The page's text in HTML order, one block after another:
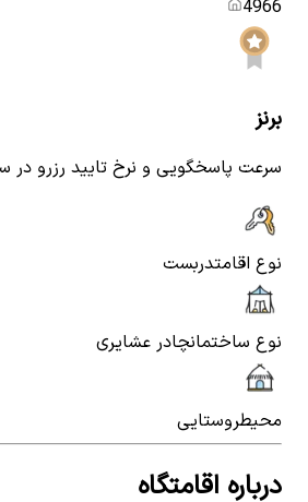
4966
برنز
سرعت پاسخگویی و نرخ تایید رزرو
نوع اقامتدربست
نوع ساختمانچادر عشایری
محیطروستایی
درباره اقامتگاه